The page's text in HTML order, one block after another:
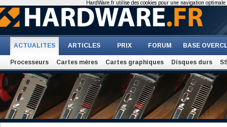
ACTUALITES ARTICLES PRIX FORUM BASE
Processeurs Cartes mères Cartes graphiques Disques durs
HardWare.fr utilise des cookies pour une navigation